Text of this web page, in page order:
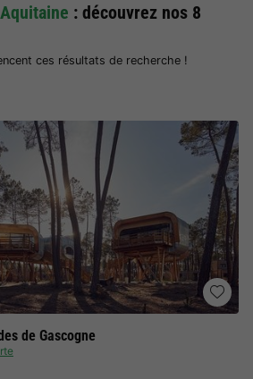
Aquitaine : découvrez nos 8
ces résultats de recherche !
de Gascogne